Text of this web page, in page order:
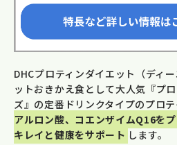
DHCプロティンダイエット（ディ
ットおきかえ食として大人気『プ
ズ』の定番ドリンクタイプのプロテ
アルロン酸、コエンザイムQ16を
キレイと健康をサポート します。